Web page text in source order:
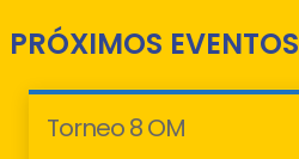
PRÓXIMOS EVENTOS
Torneo 8 OM